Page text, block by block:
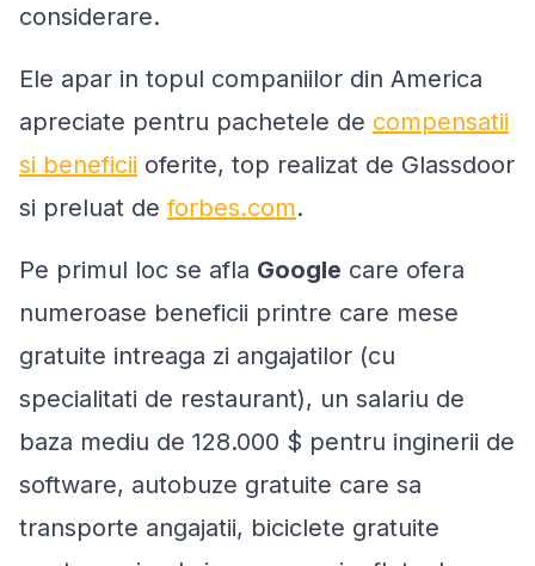
considerare.
Ele apar in topul companiilor din America
apreciate pentru pachetele de compensatii
si beneficii oferite, top realizat de Glassdoor
si preluat deforbes.com.
Pe primul loc se afla Google care ofera
numeroase beneficii printre care mese
gratuite intreaga zi angajatilor (cu
specialitati de restaurant), un salariu de
baza mediu de 128.000 $ pentru inginerii de
software, autobuze gratuite care sa
transporte angajatii, biciclete gratuite